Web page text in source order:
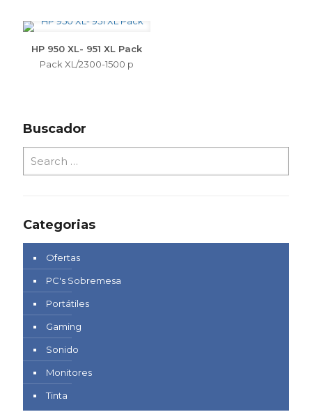
HP 950 XL- 951 XL Pack
Pack XL/2300-1500 p
Buscador
Categorias
Ofertas
PC's Sobremesa
Portátiles
Gaming
Sonido
Monitores
Tinta